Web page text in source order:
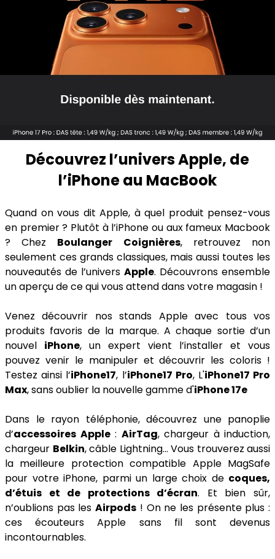
Découvrez l’univers Apple, de
l’iPhone au MacBook
Quand on vous dit Apple, à quel produit pensez-vous
en premier ? Plutôt à l’iPhone ou aux fameux Macbook
? Chez Boulanger Coignières, retrouvez non
seulement ces grands classiques, mais aussi toutes les
nouveautés de l’univers Apple. Découvrons ensemble
un aperçu de ce qui vous attend dans votre magasin !
Venez découvrir nos stands Apple avec tous vos
produits favoris de la marque. A chaque sortie d’un
nouvel iPhone, un expert vient l’installer et vous
pouvez venir le manipuler et découvrir les coloris !
Testez ainsi l’iPhone17, l’iPhone17 Pro, L'iPhone17 Pro
Max, sans oublier la nouvelle gamme d'iPhone 17e
Dans le rayon téléphonie, découvrez une panoplie
d’accessoires Apple: AirTag, chargeur à induction,
chargeur Belkin, câble Lightning… Vous trouverez aussi
la meilleure protection compatible Apple MagSafe
pour votre iPhone, parmi un large choix de coques,
d’étuis et de protections d’écran. Et bien sûr,
n’oublions pas lesAirpods ! On ne les présente plus :
ces écouteurs Apple sans fil sont devenus
incontournables.